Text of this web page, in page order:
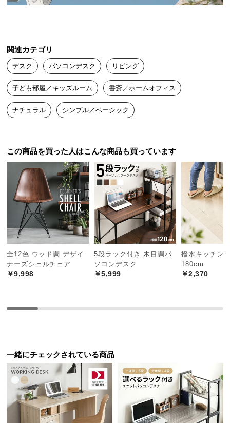
い
て
大
型
商
配
送
に
つ
い
て
中
型
商
品
て
小
型
商
品
ハイタイプ
仕事や作業に集中したい方に。
ハイタイプ
仕事や作業に集中したい方に。
お部屋を圧迫しないスリムサイズ
関連カテゴリ
デスク パソコンデスク リビング
子ども部屋／キッズルーム 書斎／ホームオフィス
ナチュラル シンプル／ベーシック
この商品を買った人はこんな商品も買っています
全12色 ウッド調 デザイ
ナーズシェルチェア
￥9,998
5段ラック付き 木目調パ
ソコンデスク
￥5,999
撥水キッチン
180cm
￥2,370
一緒にチェックされている商品